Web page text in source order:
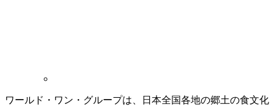
ワールド・ワン・グループは、日本全国各地の郷土の食文化